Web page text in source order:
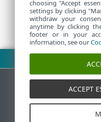
choosing "Accept
settings by clicking
withdraw your
anytime by clicking
footer or in your
information, see our
ACCEPT